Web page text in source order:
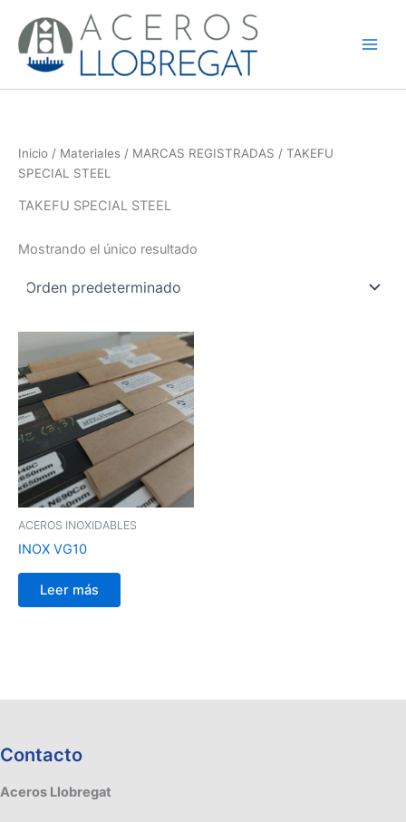
contenido
Inicio / Materiales / MARCAS REGISTRADAS / TAKEFU
SPECIAL STEEL
TAKEFU SPECIAL STEEL
Mostrando el único resultado
ACEROS INOXIDABLES
INOX VG10
Leer más
Contacto
Aceros Llobregat